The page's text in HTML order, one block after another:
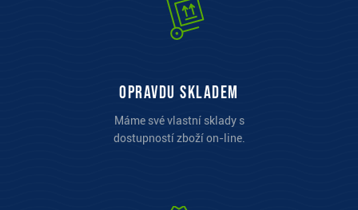
opravdu skladem
Máme své vlastní sklady s
dostupností zboží on-line.